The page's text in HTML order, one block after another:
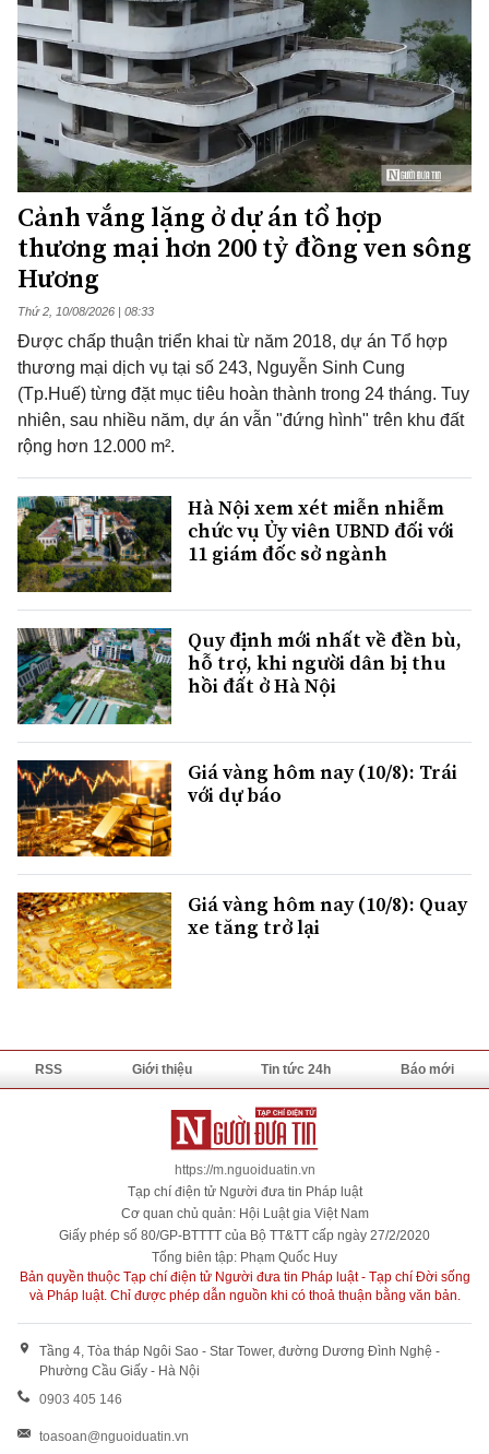
Cảnh vắng lặng ở dự án tổ hợp
thương mại hơn 200 tỷ đồng ven sông
Hương
Thứ 2, 10/08/2026 | 08:33
Được chấp thuận triển khai từ năm 2018, dự án Tổ hợp
thương mại dịch vụ tại số 243, Nguyễn Sinh Cung
(Tp.Huế) từng đặt mục tiêu hoàn thành trong 24 tháng. Tuy
nhiên, sau nhiều năm, dự án vẫn "đứng hình" trên khu đất
rộng hơn 12.000 m².
Hà Nội xem xét miễn nhiễm
chức vụ Ủy viên UBND đối với
11 giám đốc sở ngành
Quy định mới nhất về đền bù,
hỗ trợ, khi người dân bị thu
hồi đất ở Hà Nội
Giá vàng hôm nay (10/8): Trái
với dự báo
Giá vàng hôm nay (10/8): Quay
xe tăng trở lại
RSS Giới thiệu Tin tức 24h Báo mới
https://m.nguoiduatin.vn
Tạp chí điện tử Người đưa tin Pháp luật
Cơ quan chủ quản: Hội Luật gia Việt Nam
Giấy phép số 80/GP-BTTTT của Bộ TT&TT cấp ngày 27/2/2020
Tổng biên tập: Phạm Quốc Huy
Bản quyền thuộc Tạp chí điện tử Người đưa tin Pháp luật - Tạp chí Đời sống
và Pháp luật. Chỉ được phép dẫn nguồn khi có thoả thuận bằng văn bản.
Tầng 4, Tòa tháp Ngôi Sao - Star Tower, đường Dương Đình Nghệ -
Phường Cầu Giấy - Hà Nội
0903 405 146
toasoan@nguoiduatin.vn